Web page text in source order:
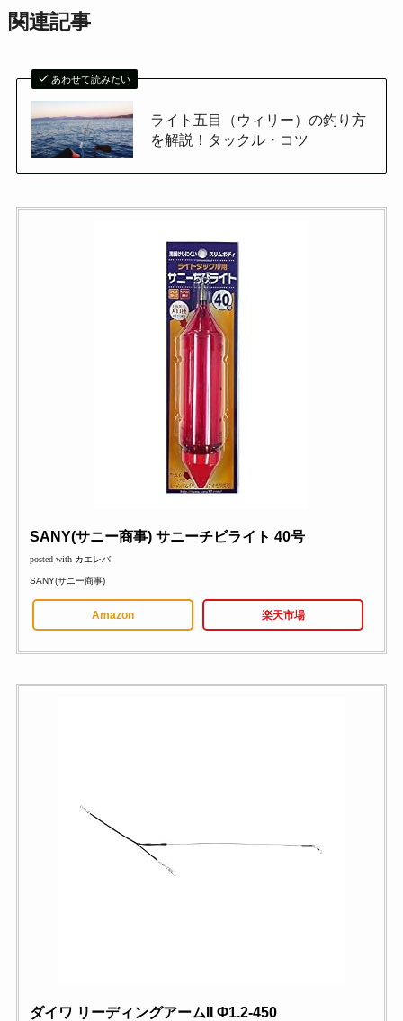
関連記事
あわせて読みたい
ライト五目（ウィリー）の釣り方
を解説！タックル・コツ
SANY(サニー商事) サニーチビライト 40号
posted with カエレバ
SANY(サニー商事)
Amazon 楽天市場
ダイワ リーディングアームII Φ1.2-450